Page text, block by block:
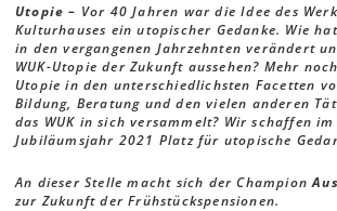
Utopie – Vor 40 Jahren war die Idee des
Kulturhauses ein utopischer Gedanke. Wie
in den vergangenen Jahrzehnten verändert
WUK-Utopie der Zukunft aussehen? Mehr
Utopie in den unterschiedlichsten Facetten
Bildung, Beratung und den vielen anderen
das WUK in sich versammelt? Wir schaffen im
Jubiläumsjahr 2021 Platz für utopische
An dieser Stelle macht sich der Champion
zur Zukunft der Frühstückspensionen.